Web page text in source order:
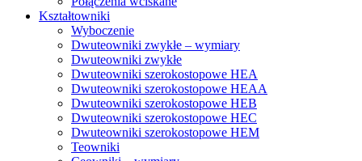
Kształtowniki
Wyboczenie
Dwuteowniki zwykłe – wymiary
Dwuteowniki zwykłe
Dwuteowniki szerokostopowe HEA
Dwuteowniki szerokostopowe HEAA
Dwuteowniki szerokostopowe HEB
Dwuteowniki szerokostopowe HEC
Dwuteowniki szerokostopowe HEM
Teowniki